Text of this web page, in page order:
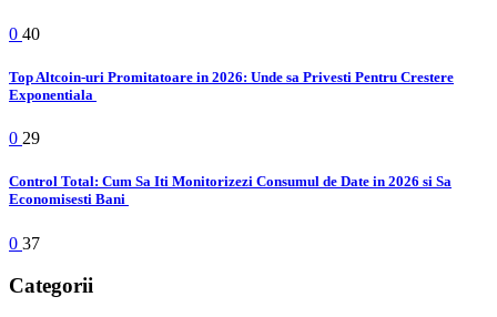
0 40
Top Altcoin-uri Promitatoare in 2026: Unde sa Privesti Pentru Crestere
Exponentiala
0 29
Control Total: Cum Sa Iti Monitorizezi Consumul de Date in 2026 si Sa
Economisesti Bani
0 37
Categorii